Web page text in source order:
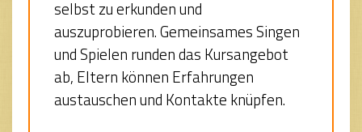
selbst zu erkunden und
auszuprobieren. Gemeinsames Singen
und Spielen runden das Kursangebot
ab, Eltern können Erfahrungen
austauschen und Kontakte knüpfen.